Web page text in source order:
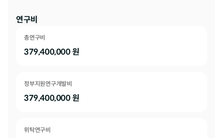
연구비
총연구비
379,400,000원
정부지원연구개발비
379,400,000원
위탁연구비